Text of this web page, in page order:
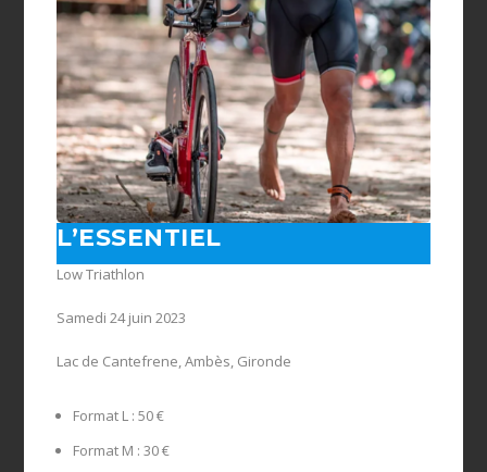
L’ESSENTIEL
Low Triathlon
Samedi 24 juin 2023
Lac de Cantefrene, Ambès, Gironde
Format L : 50 €
Format M : 30 €